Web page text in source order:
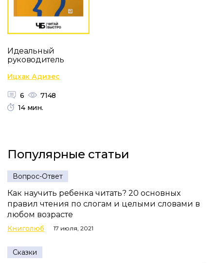
Идеальный
руководитель
Ицхак Адизес
6
7148
14 мин.
Популярные статьи
Вопрос-Ответ
Как научить ребенка читать? 20 основных
правил чтения по слогам и целыми словами в
любом возрасте
Книголюб 17 июля, 2021
Сказки